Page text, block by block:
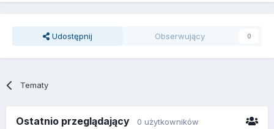
Udostępnij Obserwujący 0
Tematy
Ostatnio przeglądający 0 użytkowników